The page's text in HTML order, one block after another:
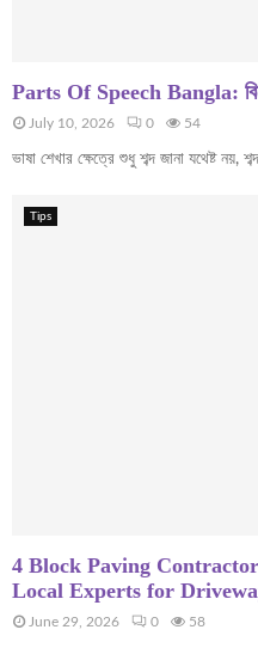
Parts Of Speech Bangla:
July 10, 2026 0 54
ভাষা শেখার ক্ষেত্রে শুধু শব্দ জানা যথেষ্ট নয়,
Tips
4 Block Paving
Local Experts for
June 29, 2026 0 58